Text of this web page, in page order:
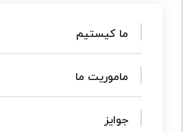
ما کیستیم
ماموریت ما
جوایز